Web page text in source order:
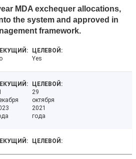
MDA exchequer allocations,
the system and approved in
framework.
Yes
29
октября
2021
года